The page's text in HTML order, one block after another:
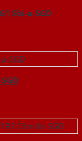
Sồi-a-SGD